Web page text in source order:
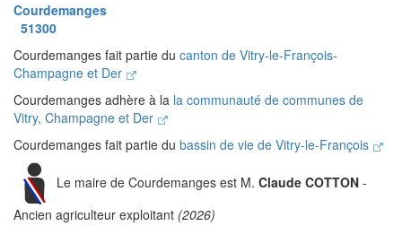
Courdemanges
51300
Courdemanges fait partie du canton de Vitry-le-François-
Champagne et Der
Courdemanges adhère à la la communauté de communes de
Vitry, Champagne et Der
Courdemanges fait partie du bassin de vie de Vitry-le-François
Le maire de Courdemanges est M. Claude COTTON -
Ancien agriculteur exploitant (2026)